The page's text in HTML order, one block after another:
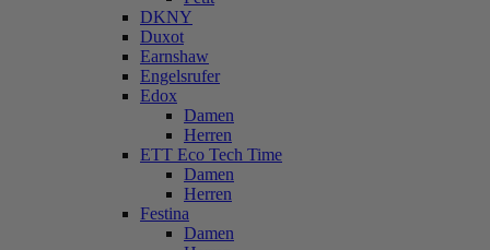
DKNY
Duxot
Earnshaw
Engelsrufer
Edox
Damen
Herren
ETT Eco Tech Time
Damen
Herren
Festina
Damen